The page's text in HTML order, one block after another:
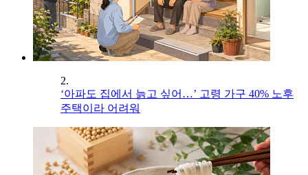
2.
‘아파도 집에서 늙고 싶어…’ 고령 가구 40% 노후
주택이라 어려워